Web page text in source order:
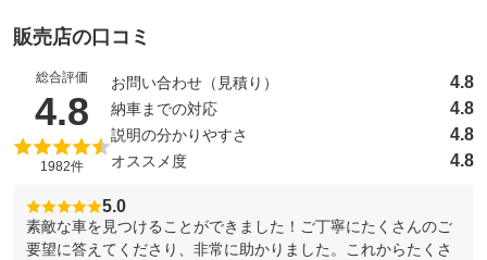
販売店の口コミ
総合評価
4.8 （5点満点中）
1982件
お問い合わせ（見積り） 4.8
納車までの対応 4.8
説明の分かりやすさ 4.8
オススメ度 4.8
5.0
素敵な車を見つけることができました！ご丁寧にたくさんのご
要望に答えてくださり、非常に助かりました。これからたくさ